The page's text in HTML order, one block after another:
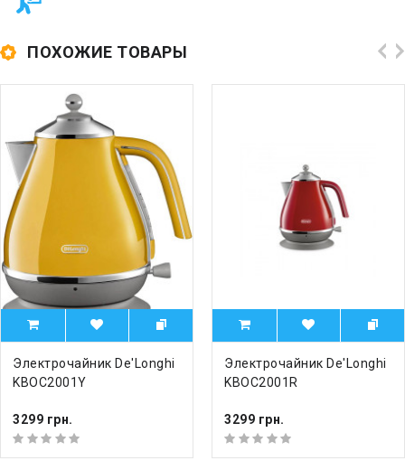
ПОХОЖИЕ ТОВАРЫ
Электрочайник De'Longhi
KBOC2001Y
3299 грн.
Электрочайник De'Longhi
KBOC2001R
3299 грн.